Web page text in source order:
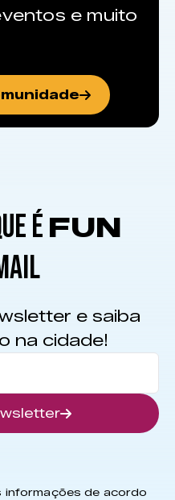
e muito
É FUN
e saiba
na cidade!
informações de acordo